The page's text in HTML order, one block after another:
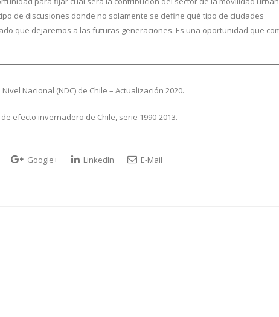
de discusiones donde no solamente se define qué tipo de ciudades
que dejaremos a las futuras generaciones. Es una oportunidad que
Nacional (NDC) de Chile – Actualización 2020.
efecto invernadero de Chile, serie 1990-2013.
Google+ LinkedIn E-Mail